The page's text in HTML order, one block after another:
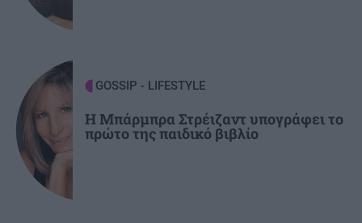
χρόνια
GOSSIP - LIFESTYLE
Γιώργος Λιάγκας: «Ο Τζορτζ Κλούνεϊ της
ΚΟΣΜΟΣ
Η Βουδαπέστη χαμηλώνει τα φώτα σε μνημεία
και ιστορικά κτίρια για να εξοικονομήσει
GOSSIP - LIFESTYLE
Η Μπάρμπρα Στρέιζαντ υπογράφει το
πρώτο της παιδικό βιβλίο